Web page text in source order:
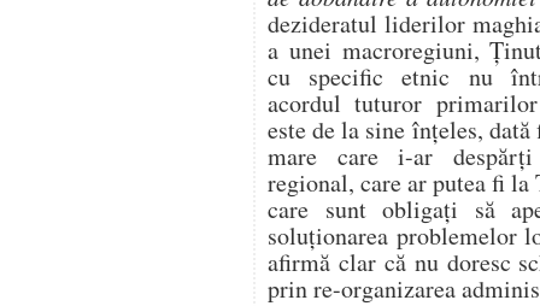
dezideratul liderilor
a unei macroregiuni,
cu specific etnic nu
acordul tuturor
este de la sine înţeles,
mare care i-ar
regional, care ar putea fi la
care sunt obligaţi să
soluţionarea problemelor
afirmă clar că nu doresc
prin re-organizarea